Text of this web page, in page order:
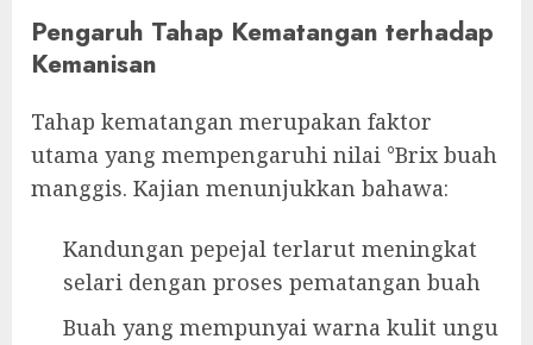
Pengaruh Tahap Kematangan terhadap
Kemanisan
Tahap kematangan merupakan faktor
utama yang mempengaruhi nilai °Brix buah
manggis. Kajian menunjukkan bahawa:
Kandungan pepejal terlarut meningkat
selari dengan proses pematangan buah
Buah yang mempunyai warna kulit ungu